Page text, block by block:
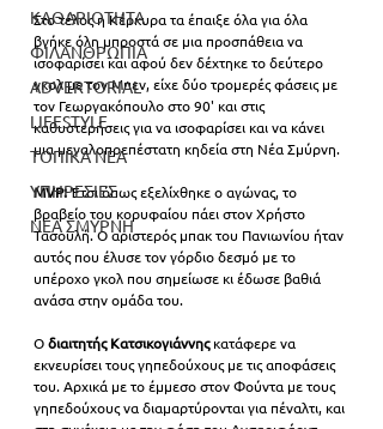
ΚΑΘΑΡΙΟΤΗΤΑ
ΦΙΛΑΝΘΡΩΠΙΑ
ADVERTORIAL
LIFESTYLE
ΤΟΠΙΚΑ ΝΕΑ
ΥΠΗΡΕΣΙΕΣ
ΝΕΑ ΣΜΥΡΝΗ
Στο τέλος η Κέρκυρα τα έπαιξε όλα για όλα
βγήκε όλη μπροστά σε μια προσπάθεια να
ισοφαρίσει και αφού δεν δέχτηκε το δεύτερο
γκολ με τον Μπεν, είχε δύο τρομερές φάσεις με
τον Γεωργακόπουλο στο 90' και στις
καθυστερήσεις για να ισοφαρίσει και να κάνει
μια μεγαλοπρεπέστατη κηδεία στη Νέα Σμύρνη.
MVP: Έτσι όπως εξελίχθηκε ο αγώνας, το
βραβείο του κορυφαίου πάει στον Χρήστο
Τασουλή. Ο αριστερός μπακ του Πανιωνίου ήταν
αυτός που έλυσε τον γόρδιο δεσμό με το
υπέροχο γκολ που σημείωσε κι έδωσε βαθιά
ανάσα στην ομάδα του.
Ο διαιτητής Κατσικογιάννης κατάφερε να
εκνευρίσει τους γηπεδούχους με τις αποφάσεις
του. Αρχικά με το έμμεσο στον Φούντα με τους
γηπεδούχους να διαμαρτύρονται για πέναλτι, και